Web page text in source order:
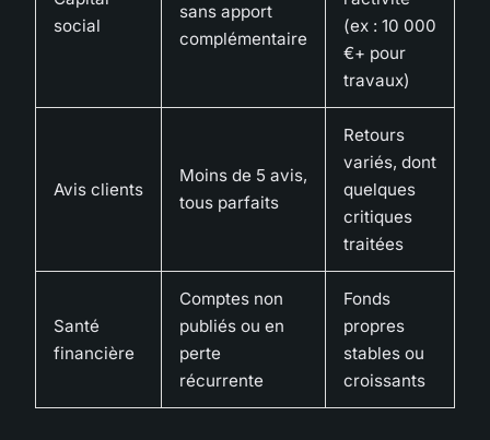
social
sans apport
complémentaire
(ex : 10 000
€+ pour
travaux)
Avis clients
Moins de 5 avis,
tous parfaits
Retours
variés, dont
quelques
critiques
traitées
Santé
financière
Comptes non
publiés ou en
perte
récurrente
Fonds
propres
stables ou
croissants